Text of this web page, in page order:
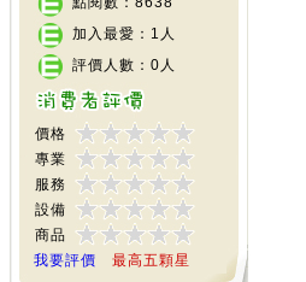
加入最愛：1人
評價人數：0人
價格
專業
服務
設備
商品
我要評價
最高五顆星